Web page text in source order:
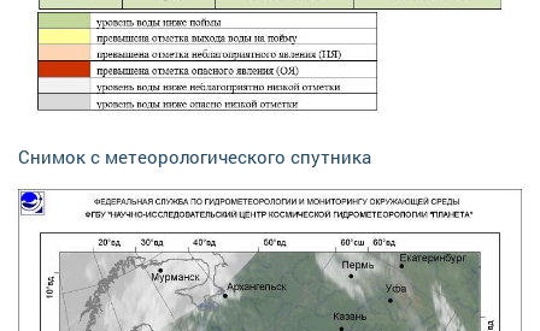
Снимок с метеорологического спутника